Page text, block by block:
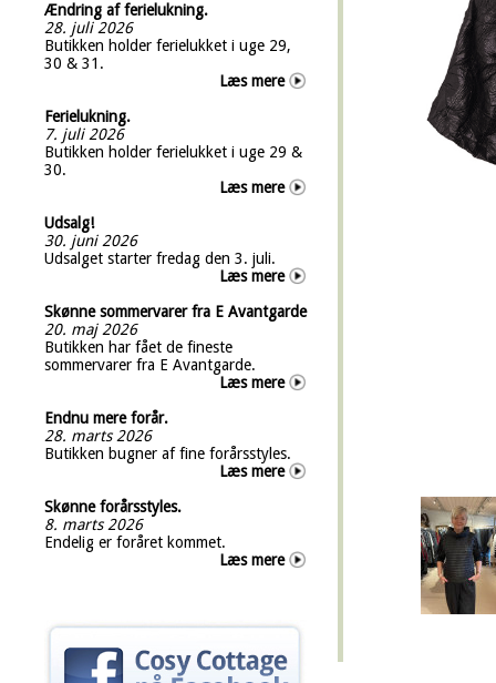
Ændring af ferielukning.
28. juli 2026
Butikken holder ferielukket i uge 29,
30 & 31.
Læs mere
Ferielukning.
7. juli 2026
Butikken holder ferielukket i uge 29 &
30.
Læs mere
Udsalg!
30. juni 2026
Udsalget starter fredag den 3. juli.
Læs mere
Skønne sommervarer fra E Avantgarde
20. maj 2026
Butikken har fået de fineste
sommervarer fra E Avantgarde.
Læs mere
Endnu mere forår.
28. marts 2026
Butikken bugner af fine forårsstyles.
Læs mere
Skønne forårsstyles.
8. marts 2026
Endelig er foråret kommet.
Læs mere